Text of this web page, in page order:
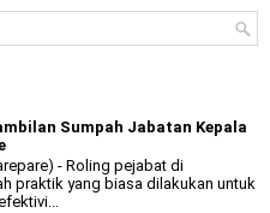
Sumpah Jabatan Kepala
- Roling pejabat di
praktik yang biasa dilakukan untuk